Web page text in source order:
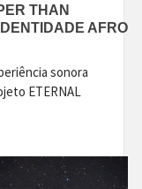
THAN
AFRO
sonora
ETERNAL